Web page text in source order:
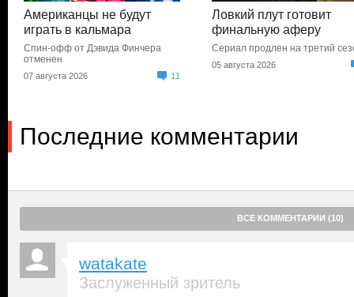
Американцы не будут
играть в кальмара
Спин-офф от Дэвида Финчера
отменен
07 августа 2026 11
Ловкий плут готовит
финальную аферу
Сериал продлен на третий
05 августа 2026
Последние комментарии
ВСЕ КОММЕНТАРИИ (10)
watakate
Заслуженный зритель